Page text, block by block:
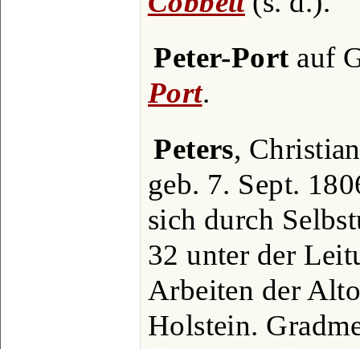
Peter-Portauf
Port.
Peters,
geb. 7. Sept.
sich durch
32 unter der
Arbeiten der
Holstein.